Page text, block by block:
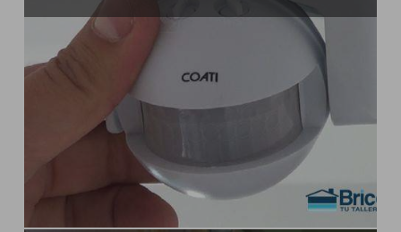
Influencer:Tu Taller de Bricolaje